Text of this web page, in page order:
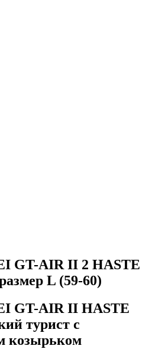
GT-AIR II 2 HASTE
L (59-60)
GT-AIR II HASTE
турист с
козырьком